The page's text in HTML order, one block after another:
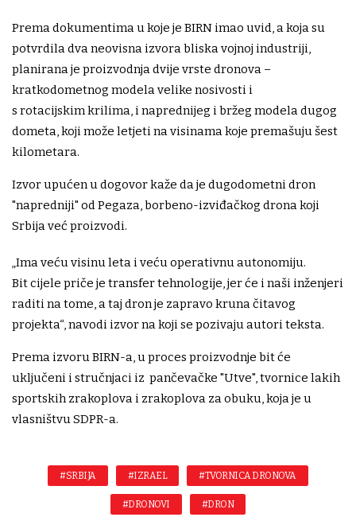
Prema dokumentima u koje je BIRN imao uvid, a koja su
potvrdila dva neovisna izvora bliska vojnoj industriji,
planirana je proizvodnja dvije vrste dronova –
kratkodometnog modela velike nosivosti i
s rotacijskim krilima, i naprednijeg i bržeg modela dugog
dometa, koji može letjeti na visinama koje premašuju šest
kilometara.
Izvor upućen u dogovor kaže da je dugodometni dron
"napredniji" od Pegaza, borbeno-izviđačkog drona koji
Srbija već proizvodi.
„Ima veću visinu leta i veću operativnu autonomiju.
Bit cijele priče je transfer tehnologije, jer će i naši inženjeri
raditi na tome, a taj dron je zapravo kruna čitavog
projekta“, navodi izvor na koji se pozivaju autori teksta.
Prema izvoru BIRN-a, u proces proizvodnje bit će
uključeni i stručnjaci iz pančevačke "Utve", tvornice lakih
sportskih zrakoplova i zrakoplova za obuku, koja je u
vlasništvu SDPR-a.
#SRBIJA #IZRAEL #TVORNICA DRONOVA
#DRONOVI #DRON